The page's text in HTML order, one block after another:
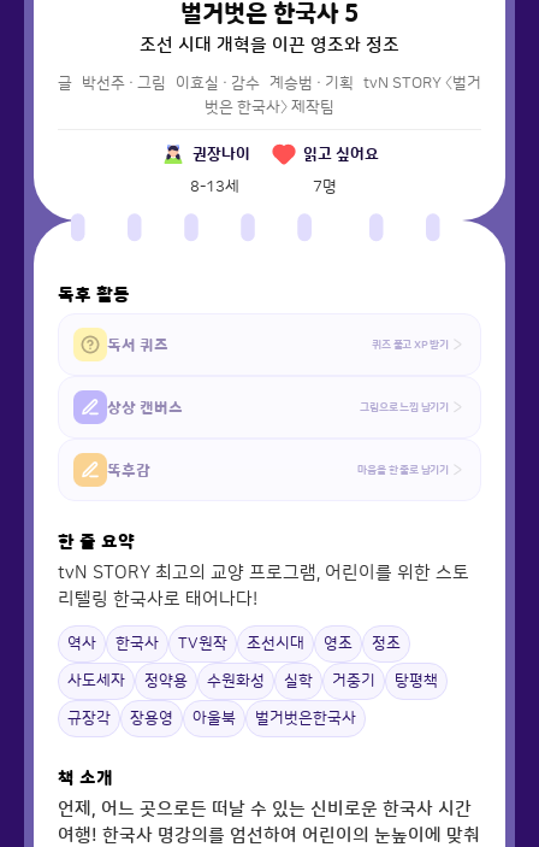
벌거벗은 한국사 5
조선 시대 개혁을 이끈 영조와 정조
글 박선주 · 그림 이효실 · 감수 계승범 · 기획
tvN STORY 〈벌거
벗은 한국사〉 제작팀
권장나이
8-13세
읽고 싶어요
7명
독후 활동
독서 퀴즈 퀴즈 풀고 XP 받기
상상 캔버스 그림으로 느낌 남기기
똑후감 마음을 한 줄로 남기기
한 줄 요약
tvN STORY 최고의 교양 프로그램, 어린이를 위한 스토
리텔링 한국사로 태어나다!
역사 한국사 TV원작 조선시대 영조 정조
사도세자 정약용 수원화성 실학 거중기 탕평책
규장각 장용영 아울북 벌거벗은한국사
책 소개
언제, 어느 곳으로든 떠날 수 있는 신비로운 한국사 시간
여행! 한국사 명강의를 엄선하여 어린이의 눈높이에 맞춰